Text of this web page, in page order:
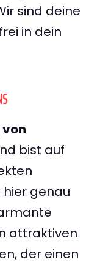
sind deine
in dein
von
bist auf
genau
attraktiven
der einen